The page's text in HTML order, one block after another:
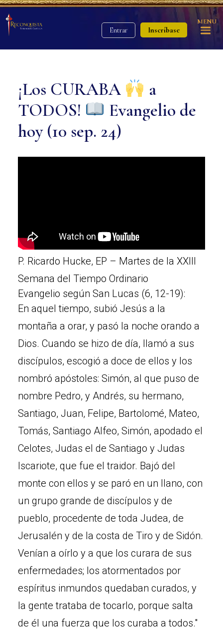
Entrar Inscríbase
MENU
¡Los CURABA
a
TODOS!
Evangelio de
hoy (10 sep. 24)
P. Ricardo Hucke, EP – Martes de la XXIII
Semana del Tiempo Ordinario
Evangelio según San Lucas (6, 12-19):
En aquel tiempo, subió Jesús a la
montaña a orar, y pasó la noche orando a
Dios. Cuando se hizo de día, llamó a sus
discípulos, escogió a doce de ellos y los
nombró apóstoles: Simón, al que puso de
nombre Pedro, y Andrés, su hermano,
Santiago, Juan, Felipe, Bartolomé, Mateo,
Tomás, Santiago Alfeo, Simón, apodado el
Celotes, Judas el de Santiago y Judas
Iscariote, que fue el traidor. Bajó del
monte con ellos y se paró en un llano, con
un grupo grande de discípulos y de
pueblo, procedente de toda Judea, de
Jerusalén y de la costa de Tiro y de Sidón.
Venían a oírlo y a que los curara de sus
enfermedades; los atormentados por
espíritus inmundos quedaban curados, y
la gente trataba de tocarlo, porque salta
de él una fuerza que los curaba a todos."